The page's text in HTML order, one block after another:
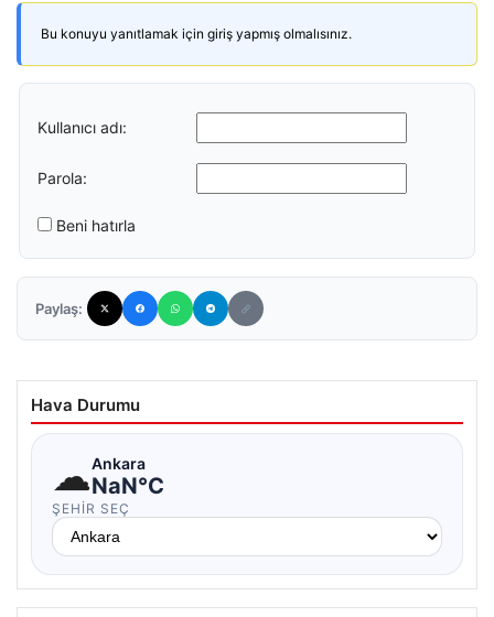
Bu konuyu yanıtlamak için giriş yapmış olmalısınız.
Kullanıcı adı:
Parola:
Beni hatırla
Paylaş:
Hava Durumu
☁Ankara
NaN°C
ŞEHIR SEÇ